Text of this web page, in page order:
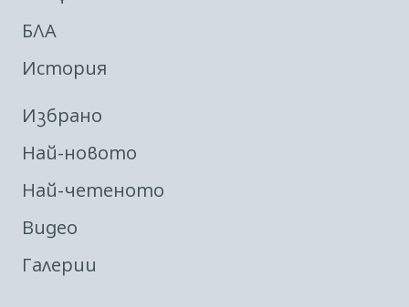
БЛА
История
Избрано
Най-новото
Най-четеното
Видео
Галерии